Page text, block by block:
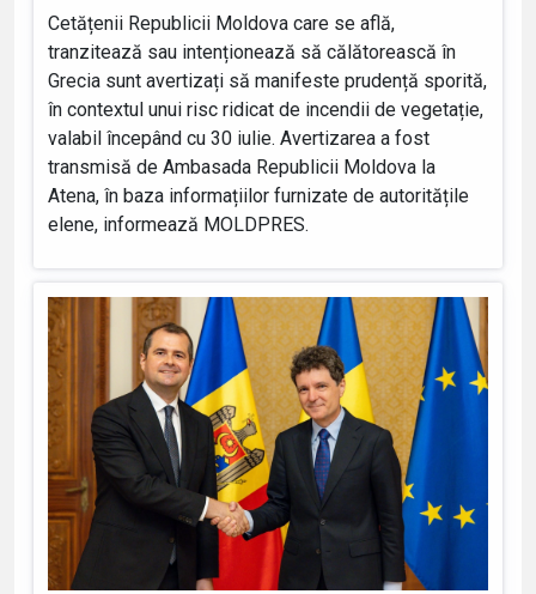
Cetățenii Republicii Moldova care se află,
tranzitează sau intenționează să călătorească în
Grecia sunt avertizați să manifeste prudență sporită,
în contextul unui risc ridicat de incendii de vegetație,
valabil începând cu 30 iulie. Avertizarea a fost
transmisă de Ambasada Republicii Moldova la
Atena, în baza informațiilor furnizate de autoritățile
elene, informează MOLDPRES.